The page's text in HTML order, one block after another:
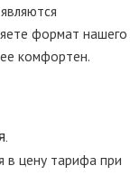
формат нашего
комфортен.
в цену тарифа при